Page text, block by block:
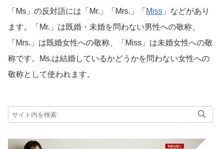
「Ms」の反対語には「Mr.」「Mrs.」「 Miss 」などがあり
ます。「Mr.」は既婚・未婚を問わない男性への敬称、
「Mrs.」は既婚女性への敬称、「Miss」は未婚女性への敬
称です。Ms.は結婚しているかどうかを問わない女性への
敬称として使われます。